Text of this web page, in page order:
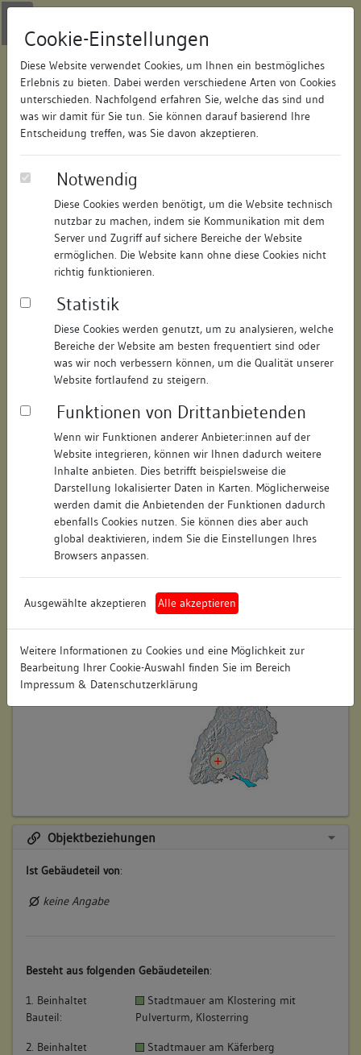
Cookie-Einstellungen
Diese Website verwendet Cookies, um Ihnen ein bestmögliches
Erlebnis zu bieten. Dabei werden verschiedene Arten von Cookies
unterschieden. Nachfolgend erfahren Sie, welche das sind und
was wir damit für Sie tun. Sie können darauf basierend Ihre
Entscheidung treffen, was Sie davon akzeptieren.
Notwendig
Diese Cookies werden benötigt, um die Website technisch
nutzbar zu machen, indem sie Kommunikation mit dem
Server und Zugriff auf sichere Bereiche der Website
ermöglichen. Die Website kann ohne diese Cookies nicht
richtig funktionieren.
Statistik
Diese Cookies werden genutzt, um zu analysieren, welche
Bereiche der Website am besten frequentiert sind oder
was wir noch verbessern können, um die Qualität unserer
Website fortlaufend zu steigern.
Funktionen von Drittanbietenden
Wenn wir Funktionen anderer Anbieter:innen auf der
Website integrieren, können wir Ihnen dadurch weitere
Inhalte anbieten. Dies betrifft beispielsweise die
Darstellung lokalisierter Daten in Karten. Möglicherweise
werden damit die Anbietenden der Funktionen dadurch
ebenfalls Cookies nutzen. Sie können dies aber auch
global deaktivieren, indem Sie die Einstellungen Ihres
Browsers anpassen.
Ausgewählte akzeptieren Alle akzeptieren
Weitere Informationen zu Cookies und eine Möglichkeit zur
Bearbeitung Ihrer Cookie-Auswahl finden Sie im Bereich
Impressum & Datenschutzerklärung
Zur Navigation springen
Zum Inhalt der Website springen
Datenbank Bauforschung/Restaurierung
Stadtbefestigung Villingen
208642293620/Datum:28.07.2020
Datenbestand:
Bauforschung und Restaurierung
Als PDF herunterladen:
Straße: keine
Hausnummer: keine
Postleitzahl: keine
Stadt-Teilort: Villingen
Regierungsbezirk: Freiburg
Schwarzwald-Baar-Kreis
(Landkreis)
Flurstücknummer: keine
Historischer Straßenname: keiner
Historische Gebäudenummer: keine
Lage des Wohnplatzes:
Objektbeziehungen
Ist Gebäudeteil von:
keine Angabe
Besteht aus folgenden Gebäudeteilen:
1. Beinhaltet
Bauteil:
Stadtmauer am Klostering mit
Pulverturm, Klosterring
2. Beinhaltet
Stadtmauer am Käferberg